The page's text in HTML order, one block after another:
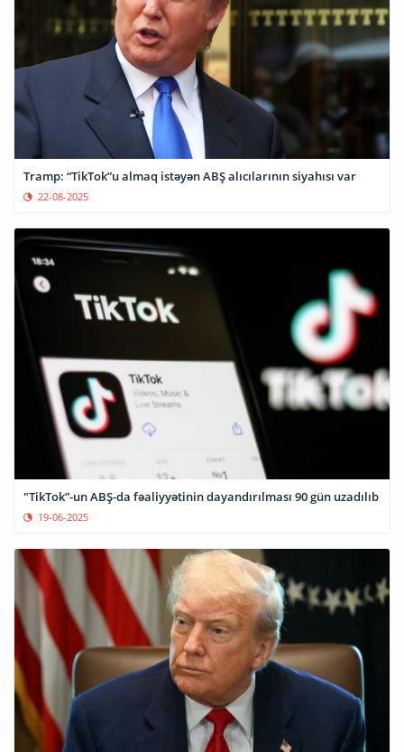
Tramp: “TikTok”u almaq istəyən ABŞ alıcılarının siyahısı var
22-08-2025
"TikTok”-un ABŞ-da fəaliyyətinin dayandırılması 90 gün uzadılıb
19-06-2025